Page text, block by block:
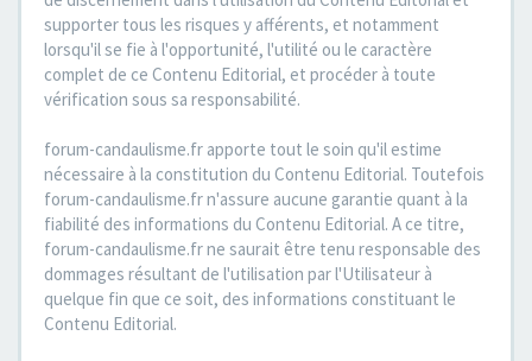
supporter tous les risques y afférents, et notamment
lorsqu'il se fie à l'opportunité, l'utilité ou le caractère
complet de ce Contenu Editorial, et procéder à toute
vérification sous sa responsabilité.
forum-candaulisme.fr apporte tout le soin qu'il estime
nécessaire à la constitution du Contenu Editorial. Toutefois
forum-candaulisme.fr n'assure aucune garantie quant à la
fiabilité des informations du Contenu Editorial. A ce titre,
forum-candaulisme.fr ne saurait être tenu responsable des
dommages résultant de l'utilisation par l'Utilisateur à
quelque fin que ce soit, des informations constituant le
Contenu Editorial.